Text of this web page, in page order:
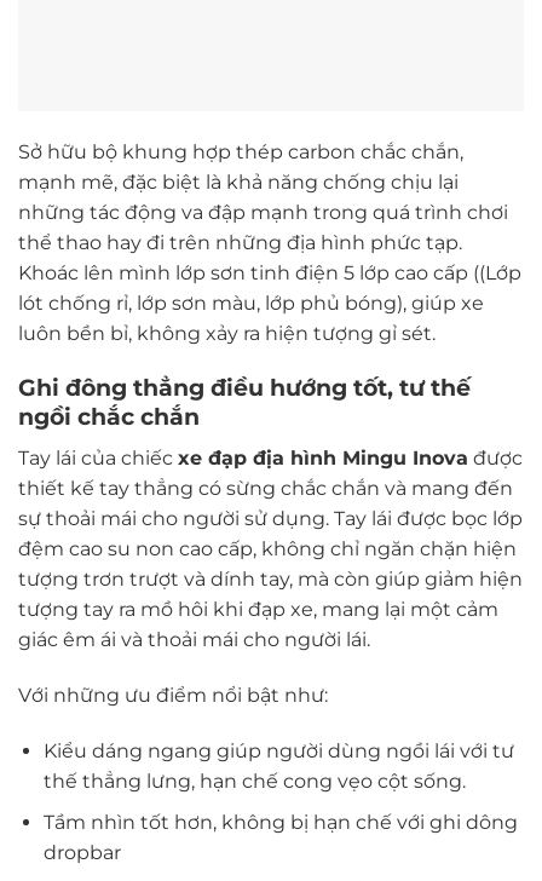
Sở hữu bộ khung hợp thép carbon chắc chắn,
mạnh mẽ, đặc biệt là khả năng chống chịu lại
những tác động va đập mạnh trong quá trình chơi
thể thao hay đi trên những địa hình phức tạp.
Khoác lên mình lớp sơn tinh điện 5 lớp cao cấp ((Lớp
lót chống rỉ, lớp sơn màu, lớp phủ bóng), giúp xe
luôn bền bỉ, không xảy ra hiện tượng gỉ sét.
Ghi đông thẳng điều hướng tốt, tư thế
ngồi chắc chắn
Tay lái của chiếc xe đạp địa hình Mingu Inova được
thiết kế tay thẳng có sừng chắc chắn và mang đến
sự thoải mái cho người sử dụng. Tay lái được bọc lớp
đệm cao su non cao cấp, không chỉ ngăn chặn hiện
tượng trơn trượt và dính tay, mà còn giúp giảm hiện
tượng tay ra mồ hôi khi đạp xe, mang lại một cảm
giác êm ái và thoải mái cho người lái.
Với những ưu điểm nổi bật như:
Kiểu dáng ngang giúp người dùng ngồi lái với tư
thế thẳng lưng, hạn chế cong vẹo cột sống.
Tầm nhìn tốt hơn, không bị hạn chế với ghi dông
dropbar